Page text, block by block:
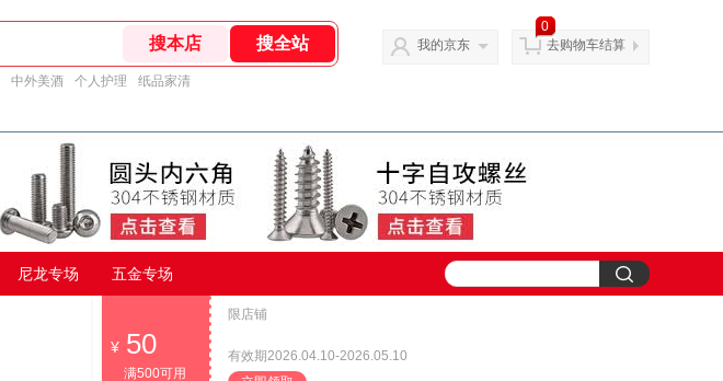
中外美酒 个人护理 纸品家清
我的京东
0
去购物车结算
尼龙专场 五金专场
50
满500可用
限店铺
有效期2026.04.10-2026.05.10